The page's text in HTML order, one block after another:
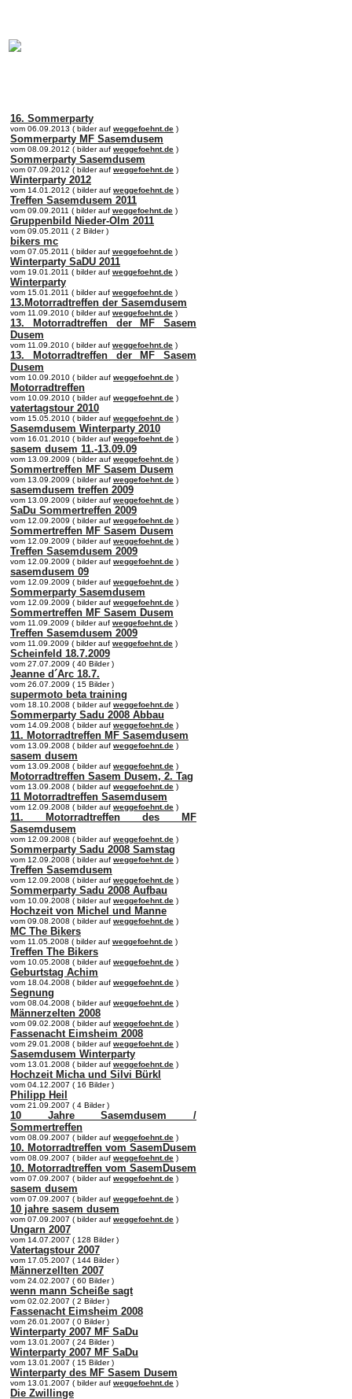
16. Sommerparty
vom 06.09.2013 ( bilder auf weggefoehnt.de )
Sommerparty MF Sasemdusem
vom 08.09.2012 ( bilder auf weggefoehnt.de )
Sommerparty Sasemdusem
vom 07.09.2012 ( bilder auf weggefoehnt.de )
Winterparty 2012
vom 14.01.2012 ( bilder auf weggefoehnt.de )
Treffen Sasemdusem 2011
vom 09.09.2011 ( bilder auf weggefoehnt.de )
Gruppenbild Nieder-Olm 2011
vom 09.05.2011 ( 2 Bilder )
bikers mc
vom 07.05.2011 ( bilder auf weggefoehnt.de )
Winterparty SaDU 2011
vom 19.01.2011 ( bilder auf weggefoehnt.de )
Winterparty
vom 15.01.2011 ( bilder auf weggefoehnt.de )
13.Motorradtreffen der Sasemdusem
vom 11.09.2010 ( bilder auf weggefoehnt.de )
13. Motorradtreffen der MF Sasem
Dusem
vom 11.09.2010 ( bilder auf weggefoehnt.de )
13. Motorradtreffen der MF Sasem
Dusem
vom 10.09.2010 ( bilder auf weggefoehnt.de )
Motorradtreffen
vom 10.09.2010 ( bilder auf weggefoehnt.de )
vatertagstour 2010
vom 15.05.2010 ( bilder auf weggefoehnt.de )
Sasemdusem Winterparty 2010
vom 16.01.2010 ( bilder auf weggefoehnt.de )
sasem dusem 11.-13.09.09
vom 13.09.2009 ( bilder auf weggefoehnt.de )
Sommertreffen MF Sasem Dusem
vom 13.09.2009 ( bilder auf weggefoehnt.de )
sasemdusem treffen 2009
vom 13.09.2009 ( bilder auf weggefoehnt.de )
SaDu Sommertreffen 2009
vom 12.09.2009 ( bilder auf weggefoehnt.de )
Sommertreffen MF Sasem Dusem
vom 12.09.2009 ( bilder auf weggefoehnt.de )
Treffen Sasemdusem 2009
vom 12.09.2009 ( bilder auf weggefoehnt.de )
sasemdusem 09
vom 12.09.2009 ( bilder auf weggefoehnt.de )
Sommerparty Sasemdusem
vom 12.09.2009 ( bilder auf weggefoehnt.de )
Sommertreffen MF Sasem Dusem
vom 11.09.2009 ( bilder auf weggefoehnt.de )
Treffen Sasemdusem 2009
vom 11.09.2009 ( bilder auf weggefoehnt.de )
Scheinfeld 18.7.2009
vom 27.07.2009 ( 40 Bilder )
Jeanne d´Arc 18.7.
vom 26.07.2009 ( 15 Bilder )
supermoto beta training
vom 18.10.2008 ( bilder auf weggefoehnt.de )
Sommerparty Sadu 2008 Abbau
vom 14.09.2008 ( bilder auf weggefoehnt.de )
11. Motorradtreffen MF Sasemdusem
vom 13.09.2008 ( bilder auf weggefoehnt.de )
sasem dusem
vom 13.09.2008 ( bilder auf weggefoehnt.de )
Motorradtreffen Sasem Dusem, 2. Tag
vom 13.09.2008 ( bilder auf weggefoehnt.de )
11 Motorradtreffen Sasemdusem
vom 12.09.2008 ( bilder auf weggefoehnt.de )
11. Motorradtreffen des MF
Sasemdusem
vom 12.09.2008 ( bilder auf weggefoehnt.de )
Sommerparty Sadu 2008 Samstag
vom 12.09.2008 ( bilder auf weggefoehnt.de )
Treffen Sasemdusem
vom 12.09.2008 ( bilder auf weggefoehnt.de )
Sommerparty Sadu 2008 Aufbau
vom 10.09.2008 ( bilder auf weggefoehnt.de )
Hochzeit von Michel und Manne
vom 09.08.2008 ( bilder auf weggefoehnt.de )
MC The Bikers
vom 11.05.2008 ( bilder auf weggefoehnt.de )
Treffen The Bikers
vom 10.05.2008 ( bilder auf weggefoehnt.de )
Geburtstag Achim
vom 18.04.2008 ( bilder auf weggefoehnt.de )
Segnung
vom 08.04.2008 ( bilder auf weggefoehnt.de )
Männerzelten 2008
vom 09.02.2008 ( bilder auf weggefoehnt.de )
Fassenacht Eimsheim 2008
vom 29.01.2008 ( bilder auf weggefoehnt.de )
Sasemdusem Winterparty
vom 13.01.2008 ( bilder auf weggefoehnt.de )
Hochzeit Micha und Silvi Bürkl
vom 04.12.2007 ( 16 Bilder )
Philipp Heil
vom 21.09.2007 ( 4 Bilder )
10 Jahre Sasemdusem /
Sommertreffen
vom 08.09.2007 ( bilder auf weggefoehnt.de )
10. Motorradtreffen vom SasemDusem
vom 08.09.2007 ( bilder auf weggefoehnt.de )
10. Motorradtreffen vom SasemDusem
vom 07.09.2007 ( bilder auf weggefoehnt.de )
sasem dusem
vom 07.09.2007 ( bilder auf weggefoehnt.de )
10 jahre sasem dusem
vom 07.09.2007 ( bilder auf weggefoehnt.de )
Ungarn 2007
vom 14.07.2007 ( 128 Bilder )
Vatertagstour 2007
vom 17.05.2007 ( 144 Bilder )
Männerzellten 2007
vom 24.02.2007 ( 60 Bilder )
wenn mann Scheiße sagt
vom 02.02.2007 ( 2 Bilder )
Fassenacht Eimsheim 2008
vom 26.01.2007 ( 0 Bilder )
Winterparty 2007 MF SaDu
vom 13.01.2007 ( 24 Bilder )
Winterparty 2007 MF SaDu
vom 13.01.2007 ( 15 Bilder )
Winterparty des MF Sasem Dusem
vom 13.01.2007 ( bilder auf weggefoehnt.de )
Die Zwillinge